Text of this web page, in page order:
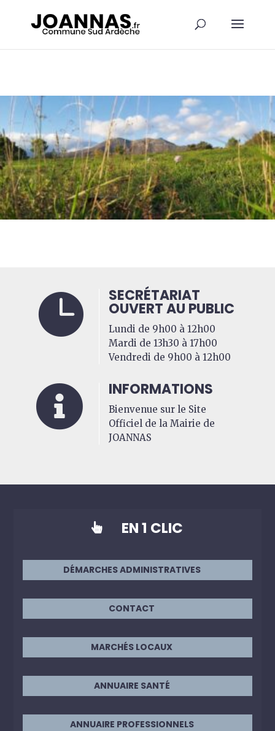
 SECRÉTARIAT
OUVERT AU PUBLIC
Lundi de 9h00 à 12h00
Mardi de 13h30 à 17h00
Vendredi de 9h00 à 12h00
 INFORMATIONS
Bienvenue sur le Site
Officiel de la Mairie de
JOANNAS
 EN 1 CLIC
DÉMARCHES ADMINISTRATIVES
CONTACT
MARCHÉS LOCAUX
ANNUAIRE SANTÉ
ANNUAIRE PROFESSIONNELS